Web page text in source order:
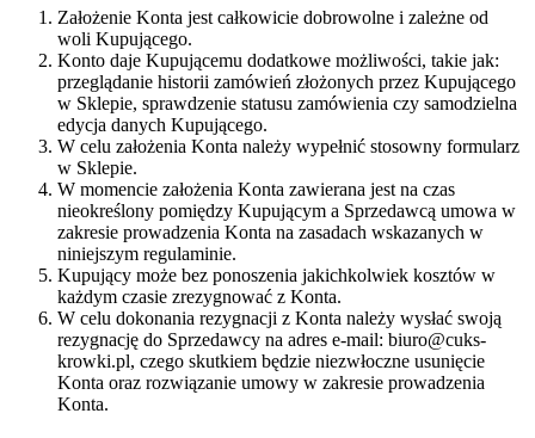
Założenie Konta jest całkowicie dobrowolne i zależne od
woli Kupującego.
Konto daje Kupującemu dodatkowe możliwości, takie jak:
przeglądanie historii zamówień złożonych przez Kupującego
w Sklepie, sprawdzenie statusu zamówienia czy samodzielna
edycja danych Kupującego.
W celu założenia Konta należy wypełnić stosowny formularz
w Sklepie.
W momencie założenia Konta zawierana jest na czas
nieokreślony pomiędzy Kupującym a Sprzedawcą umowa w
zakresie prowadzenia Konta na zasadach wskazanych w
niniejszym regulaminie.
Kupujący może bez ponoszenia jakichkolwiek kosztów w
każdym czasie zrezygnować z Konta.
W celu dokonania rezygnacji z Konta należy wysłać swoją
rezygnację do Sprzedawcy na adres e-mail: biuro@cuks-
krowki.pl, czego skutkiem będzie niezwłoczne usunięcie
Konta oraz rozwiązanie umowy w zakresie prowadzenia
Konta.